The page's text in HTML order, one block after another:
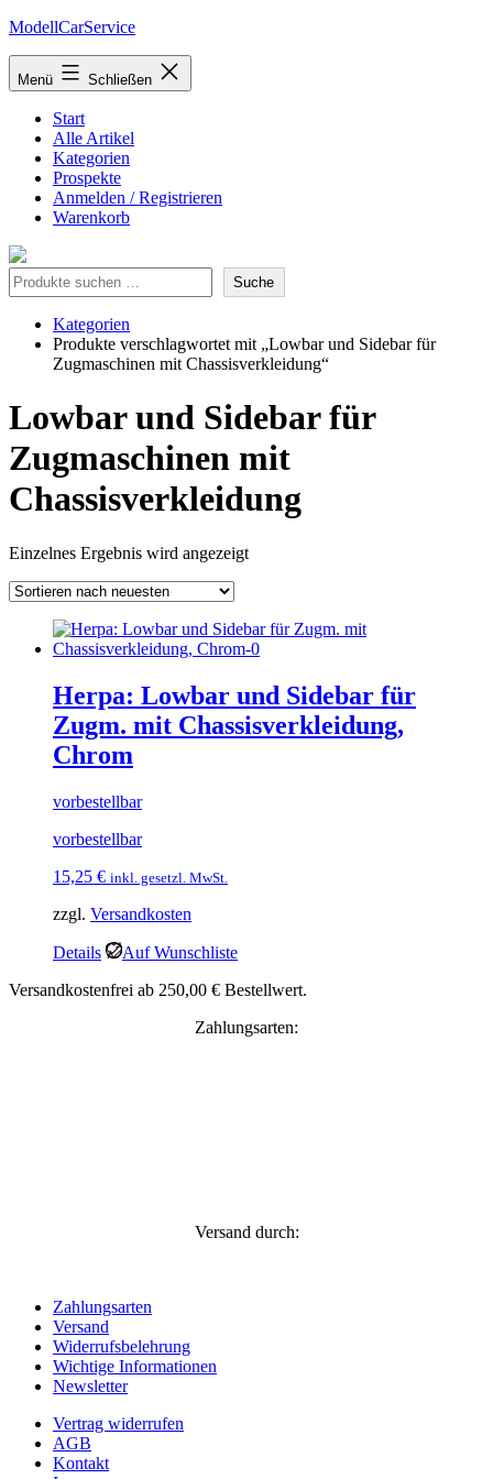
Zum
springen
ModellCarService
Menü Schließen
Start
Alle Artikel
Kategorien
Prospekte
Anmelden / Registrieren
Warenkorb
Suche Suche
Kategorien
Produkte verschlagwortet mit „Lowbar und Sidebar für
Zugmaschinen mit Chassisverkleidung“
Lowbar und Sidebar für
Zugmaschinen mit
Chassisverkleidung
Einzelnes Ergebnis wird angezeigt
Herpa: Lowbar und Sidebar für
Zugm. mit Chassisverkleidung,
Chrom
vorbestellbar
vorbestellbar
15,25 € inkl. gesetzl. MwSt.
zzgl. Versandkosten
Details
Auf Wunschliste
Versandkostenfrei ab 250,00 € Bestellwert.
Zahlungsarten:
Versand durch:
Zahlungsarten
Versand
Widerrufsbelehrung
Wichtige Informationen
Newsletter
Vertrag widerrufen
AGB
Kontakt